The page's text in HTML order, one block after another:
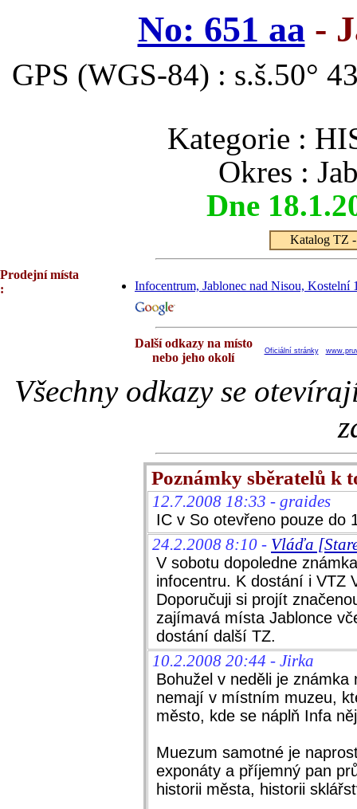
No: 651 aa-
GPS (WGS-84) : s.š.50°
Kategorie :
Okres :
Dne
Katalog TZ -
Prodejní místa
:
Infocentrum, Jablonec nad Nisou, Kostelní
Další odkazy na místo
nebo jeho okolí
Oficiální stránky
Všechny odkazy se
Poznámky sběratelů k
12.7.2008 18:33 - graides
IC v So otevřeno pouze do
24.2.2008 8:10 - Vláďa
V sobotu dopoledne
infocentru. K dostání i VTZ
Doporučuji si projít
zajímavá místa Jablonce
dostání další TZ.
10.2.2008 20:44 - Jirka
Bohužel v neděli je
nemají v místním muzeu,
město, kde se náplň Infa
Muezum samotné je
exponáty a příjemný pan
historii města, historii